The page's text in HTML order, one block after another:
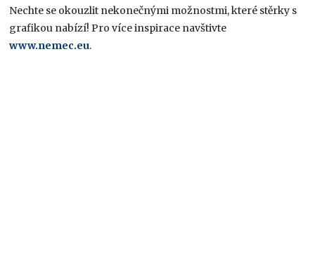
Nechte se okouzlit nekonečnými možnostmi, které stěrky s
grafikou nabízí! Pro více inspirace navštivte
www.nemec.eu.